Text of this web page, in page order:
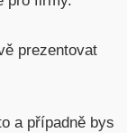
prezentovat
a případně bys